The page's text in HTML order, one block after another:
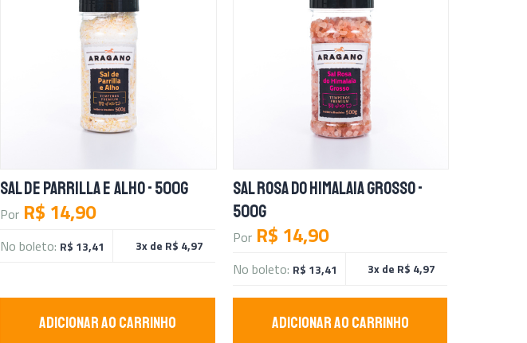
SAL DE PARRILLA E ALHO - 500G
Por R$ 14,90
3x de R$ 4,97
No boleto: R$ 13,41
ADICIONAR AO CARRINHO
SAL ROSA DO HIMALAIA GROSSO -
500G
Por R$ 14,90
3x de R$ 4,97
No boleto: R$ 13,41
ADICIONAR AO CARRINHO